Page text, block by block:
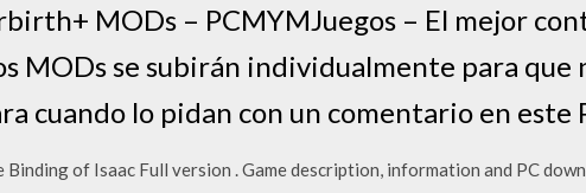
MODs – PCMYMJuegos – El mejor
MODs se subirán individualmente para que
cuando lo pidan con un comentario en este
Binding of Isaac Full version . Game description, information and PC